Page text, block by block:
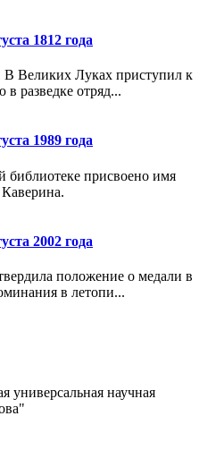
1812 года
Великих Луках приступил к
в разведке отряд...
1989 года
библиотеке присвоено имя
2002 года
положение о медали в
в летопи...
универсальная научная